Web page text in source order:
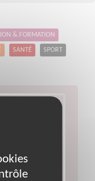
& FORMATION
SANTÉ SPORT
votre
Langue
:Toulon
ou remplacer